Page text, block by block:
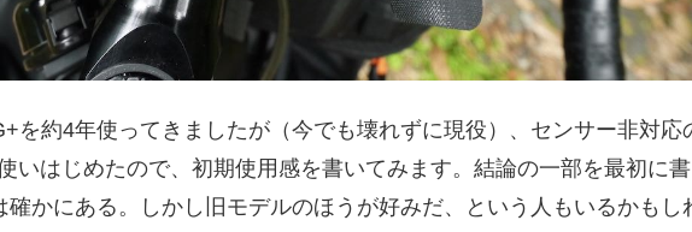
を約4年使ってきましたが（今でも壊れずに現役）、センサー非対応
いはじめたので、初期使用感を書いてみます。結論の一部を最初に書
確かにある。しかし旧モデルのほうが好みだ、という人もいるかもし